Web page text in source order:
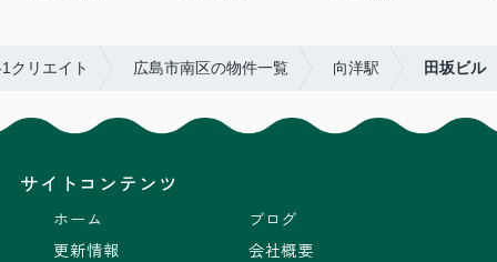
クリエイト 広島市南区の物件一覧 向洋駅 田坂ビル
サイトコンテンツ
ホーム
更新情報
ブログ
会社概要